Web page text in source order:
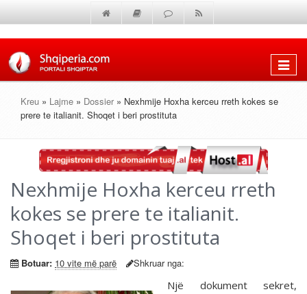
Shfaq
Kreu » Lajme » Dossier » Nexhmije Hoxha kerceu rreth kokes se
prere te italianit. Shoqet i beri prostituta
Nexhmije Hoxha kerceu rreth
kokes se prere te italianit.
Shoqet i beri prostituta
Botuar: 10 vite më parë Shkruar nga:
Një dokument sekret,